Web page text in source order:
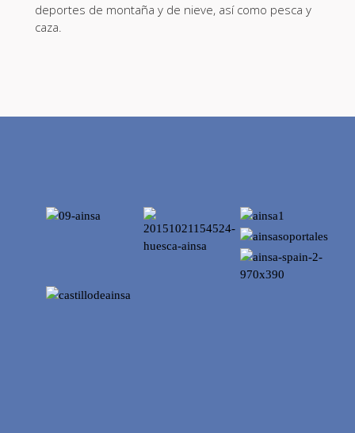
deportes de montaña y de nieve, así como pesca y
caza.